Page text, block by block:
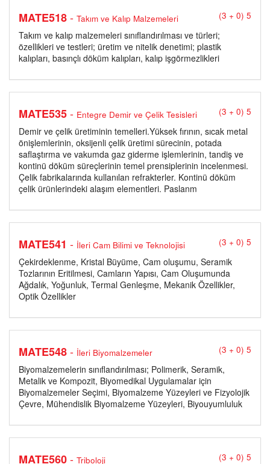
MATE518- Takım ve Kalıp Malzemeleri (3 + 0) 5
Takım ve kalıp malzemeleri sınıflandırılması ve türleri;
özellikleri ve testleri; üretim ve nitelik denetimi; plastik
kalıpları, basınçlı döküm kalıpları, kalıp işgörmezlikleri
MATE535- Entegre Demir ve Çelik Tesisleri (3 + 0) 5
Demir ve çelik üretiminin temelleri.Yüksek fırının, sıcak metal
önişlemlerinin, oksijenli çelik üretimi sürecinin, potada
saflaştırma ve vakumda gaz giderme işlemlerinin, tandiş ve
kontinü döküm süreçlerinin temel prensiplerinin incelenmesi.
Çelik fabrikalarında kullanılan refrakterler. Kontinü döküm
çelik ürünlerindeki alaşım elementleri. Paslanm
MATE541 - İleri Cam Bilimi ve Teknolojisi (3 + 0) 5
Çekirdeklenme, Kristal Büyüme, Cam oluşumu, Seramik
Tozlarının Eritilmesi, Camların Yapısı, Cam Oluşumunda
Ağdalık, Yoğunluk, Termal Genleşme, Mekanik Özellikler,
Optik Özellikler
MATE548- İleri Biyomalzemeler (3 + 0) 5
Biyomalzemelerin sınıflandırılması; Polimerik, Seramik,
Metalik ve Kompozit, Biyomedikal Uygulamalar için
Biyomalzemeler Seçimi, Biyomalzeme Yüzeyleri ve Fizyolojik
Çevre, Mühendislik Biyomalzeme Yüzeyleri, Biyouyumluluk
MATE560- Triboloji (3 + 0) 5